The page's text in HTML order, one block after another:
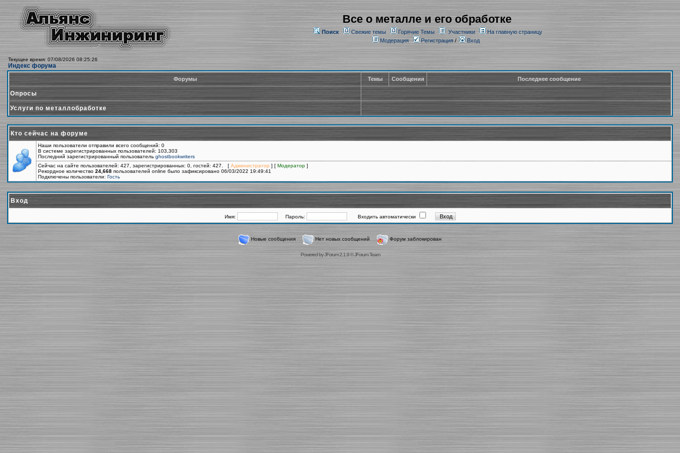
Все о металле и его обработке
Поиск Свежие темы Горячие Темы Участники
На главную страницу
Модерация
Регистрация/ Вход
Текущее время: 07/08/2026 08:25:26
Индекс форума
Форумы Темы Сообщения Последнее сообщение
Опросы
Услуги по металлобработке
Кто сейчас на форуме
Наши пользователи отправили всего сообщений: 0
В системе зарегистрированных пользователей: 103,303
Последний зарегистрированный пользователь ghostbookwriters
Сейчас на сайте пользователей: 427, зарегистрированных: 0, гостей: 427. [ Администратор ] [ Модератор ]
Рекордное количество 24,668 пользователей online было зафиксировано 06/03/2022 19:49:41
Подключены пользователи: Гость
Вход
Имя: Пароль: Входить автоматически
Новые сообщения Нет новых сообщений Форум заблокирован
Powered byJForum 2.1.9©JForum Team